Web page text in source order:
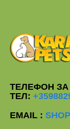
ТЕЛЕФОН
ТЕЛ:
EMAIL :